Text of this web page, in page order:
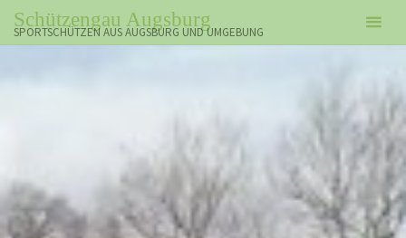
Inhalt
springen
Schützengau Augsburg
SPORTSCHÜTZEN AUS AUGSBURG UND UMGEBUNG